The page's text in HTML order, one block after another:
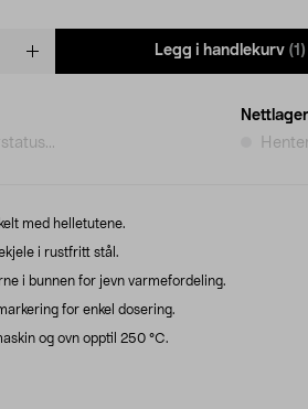
Legg i handlekurv (1)
Nettlager
med helletutene.
i rustfritt stål.
i bunnen for jevn varmefordeling.
for enkel dosering.
og ovn opptil 250 °C.